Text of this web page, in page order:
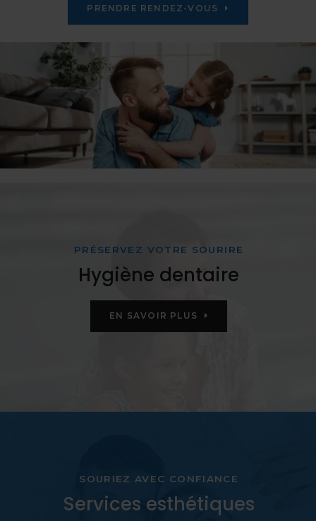
PRENDRE RENDEZ-VOUS
PRÉSERVEZ VOTRE SOURIRE
Hygiène dentaire
EN SAVOIR PLUS
SOURIEZ AVEC CONFIANCE
Services esthétiques